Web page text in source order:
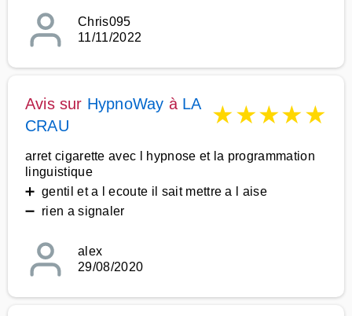
Chris095
11/11/2022
Avis sur HypnoWay à LA
CRAU
★★★★★
arret cigarette avec l hypnose et la programmation
linguistique
➕ gentil et a l ecoute il sait mettre a l aise
➖ rien a signaler
alex
29/08/2020